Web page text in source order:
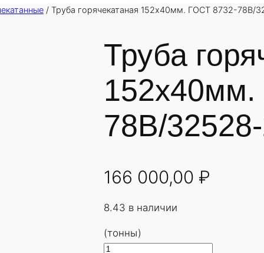
/ Труба горячекатаная 152х40мм. ГОСТ 8732-78В/
Труба
78В/
166 000,00 ₽
8.43 в наличии
(тонны)
К